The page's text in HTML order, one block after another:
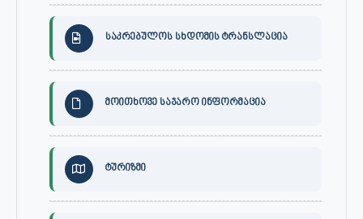
საკრებულოს სხდომის ტრანსლაცია
მოითხოვე საჯარო ინფორმაცია
ტურიზმი